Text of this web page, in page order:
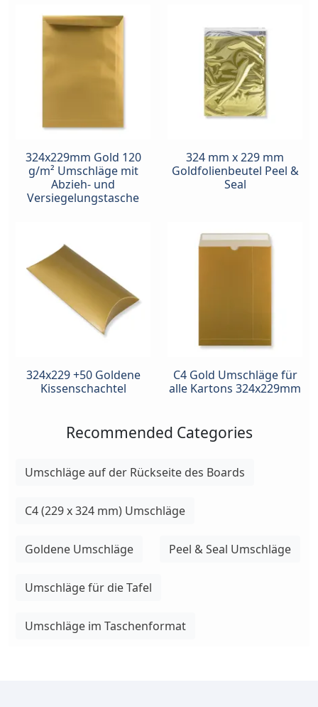
324x229mm Gold 120
g/m² Umschläge mit
Abzieh- und
Versiegelungstasche
324 mm x 229 mm
Goldfolienbeutel Peel &
Seal
324x229 +50 Goldene
Kissenschachtel
C4 Gold Umschläge für
alle Kartons 324x229mm
Recommended Categories
Umschläge auf der Rückseite des Boards
C4 (229 x 324 mm) Umschläge
Goldene Umschläge Peel & Seal Umschläge
Umschläge für die Tafel
Umschläge im Taschenformat